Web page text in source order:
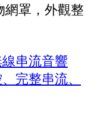
網罩，外觀整